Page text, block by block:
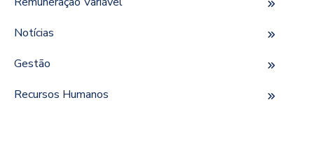
Notícias
Gestão
Recursos Humanos